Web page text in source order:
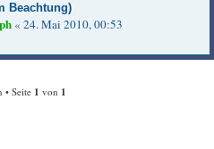
Beachtung)
« 24. Mai 2010, 00:53
• Seite 1 von 1